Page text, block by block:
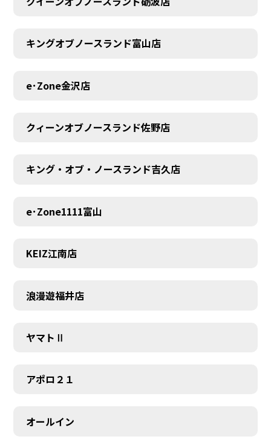
キングオブノースランド富山店
e･Zone金沢店
クィーンオブノースランド佐野店
キング・オブ・ノースランド吉久店
e･Zone1111富山
KEIZ江南店
浪漫遊福井店
ヤマトⅡ
アポロ２１
オールイン